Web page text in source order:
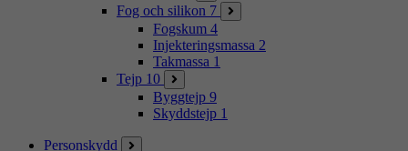
Fog och silikon 7
Fogskum 4
Injekteringsmassa 2
Takmassa 1
Tejp 10
Byggtejp 9
Skyddstejp 1
Personskydd